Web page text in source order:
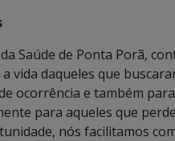
Saúde de Ponta Porã,
vida daqueles que
ocorrência e também
para aqueles que
nós facilitamos